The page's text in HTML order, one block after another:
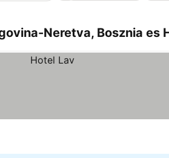
Neretva, Bosznia es